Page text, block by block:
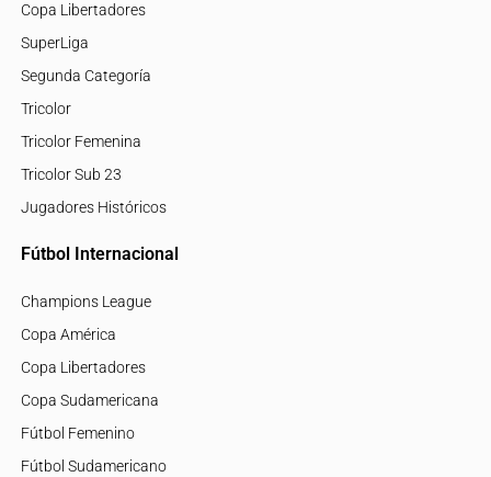
Copa Libertadores
SuperLiga
Segunda Categoría
Tricolor
Tricolor Femenina
Tricolor Sub 23
Jugadores Históricos
Fútbol Internacional
Champions League
Copa América
Copa Libertadores
Copa Sudamericana
Fútbol Femenino
Fútbol Sudamericano